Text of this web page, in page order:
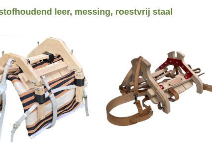
leer, messing, roestvrij staal